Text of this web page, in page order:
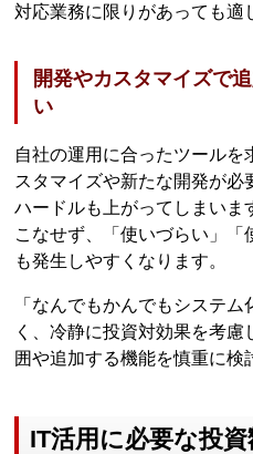
対応業務に限りがあっても適
開発やカスタマイズで
い
自社の運用に合ったツールを
スタマイズや新たな開発が
ハードルも上がってしまいま
こなせず、「使いづらい」「
も発生しやすくなります。
「なんでもかんでもシステ
く、冷静に投資対効果を考
囲や追加する機能を慎重に検
IT活用に必要な投資